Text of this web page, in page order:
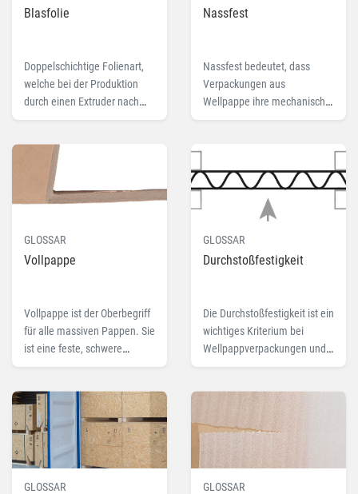
Blasfolie
Doppelschichtige Folienart,
welche bei der Produktion
durch einen Extruder nach
oben "geblasen" wird. Lesen
Fachbegriff Blasfolie.
Nassfest
Nassfest bedeutet, dass
Verpackungen aus
Wellpappe ihre mechanische
Festigkeit auch bei Nässe
Nassfest.
GLOSSAR
Vollpappe
Vollpappe ist der Oberbegriff
für alle massiven Pappen. Sie
ist eine feste, schwere
Pappe, die sich durch ihre
große Dichte auszeichnet.
Lesen Sie hier mehr zu dem
Fachbegriff Vollpappe.
GLOSSAR
Durchstoßfestigkeit
Die Durchstoßfestigkeit ist ein
wichtiges Kriterium bei
Wellpappverpackungen und
Folienverpackungen. Hier
Durchstoßfestigkeit.
GLOSSAR GLOSSAR